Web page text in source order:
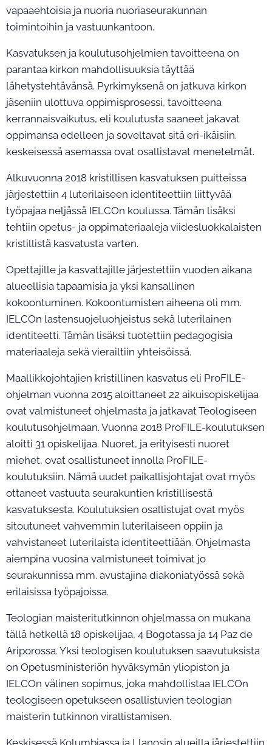
vapaaehtoisia ja nuoria nuoriaseurakunnan
toimintoihin ja vastuunkantoon.
Kasvatuksen ja koulutusohjelmien tavoitteena on
parantaa kirkon mahdollisuuksia täyttää
lähetystehtävänsä. Pyrkimyksenä on jatkuva kirkon
jäseniin ulottuva oppimisprosessi, tavoitteena
kerrannaisvaikutus, eli koulutusta saaneet jakavat
oppimansa edelleen ja soveltavat sitä eri-ikäisiin.
keskeisessä asemassa ovat osallistavat menetelmät.
Alkuvuonna 2018 kristillisen kasvatuksen puitteissa
järjestettiin 4 luterilaiseen identiteettiin liittyvää
työpajaa neljässä IELCOn koulussa. Tämän lisäksi
tehtiin opetus- ja oppimateriaaleja viidesluokkalaisten
kristillistä kasvatusta varten.
Opettajille ja kasvattajille järjestettiin vuoden aikana
alueellisia tapaamisia ja yksi kansallinen
kokoontuminen. Kokoontumisten aiheena oli mm.
IELCOn lastensuojeluohjeistus sekä luterilainen
identiteetti. Tämän lisäksi tuotettiin pedagogisia
materiaaleja sekä vierailtiin yhteisöissä.
Maallikkojohtajien kristillinen kasvatus eli ProFILE-
ohjelman vuonna 2015 aloittaneet 22 aikuisopiskelijaa
ovat valmistuneet ohjelmasta ja jatkavat Teologiseen
koulutusohjelmaan. Vuonna 2018 ProFILE-koulutuksen
aloitti 31 opiskelijaa. Nuoret, ja erityisesti nuoret
miehet, ovat osallistuneet innolla ProFILE-
koulutuksiin. Nämä uudet paikallisjohtajat ovat myös
ottaneet vastuuta seurakuntien kristillisestä
kasvatuksesta. Koulutuksien osallistujat ovat myös
sitoutuneet vahvemmin luterilaiseen oppiin ja
vahvistaneet luterilaista identiteettiään. Ohjelmasta
aiempina vuosina valmistuneet toimivat jo
seurakunnissa mm. avustajina diakoniatyössä sekä
erilaisissa työpajoissa.
Teologian maisteritutkinnon ohjelmassa on mukana
tällä hetkellä 18 opiskelijaa, 4 Bogotassa ja 14 Paz de
Ariporossa. Yksi teologisen koulutuksen saavutuksista
on Opetusministeriön hyväksymän yliopiston ja
IELCOn välinen sopimus, joka mahdollistaa IELCOn
teologiseen opetukseen osallistuvien teologian
maisterin tutkinnon virallistamisen.
Keskisessä Kolumbiassa ja Llanosin alueilla järjestettiin